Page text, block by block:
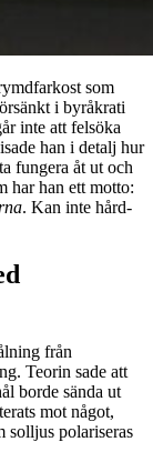
som
i byråkrati
inte att felsöka
han i detalj hur
fungera åt ut och
har han ett motto:
. Kan inte hård-
från
Teorin sade att
borde sända ut
mot något,
solljus polariseras